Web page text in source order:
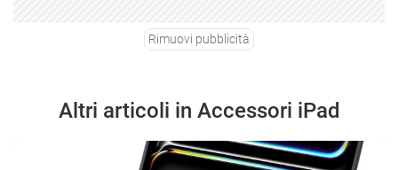
Rimuovi pubblicità
Altri articoli in Accessori iPad